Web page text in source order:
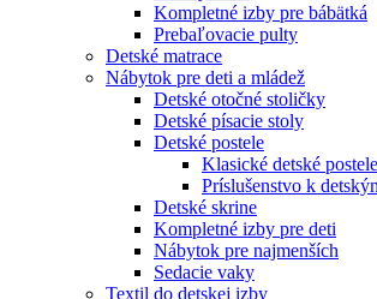
Kompletné izby pre bábätká
Prebaľovacie pulty
Detské matrace
Nábytok pre deti a mládež
Detské otočné stoličky
Detské písacie stoly
Detské postele
Klasické detské postele
Príslušenstvo k
Detské skrine
Kompletné izby pre deti
Nábytok pre najmenších
Sedacie vaky
Textil do detskej izby